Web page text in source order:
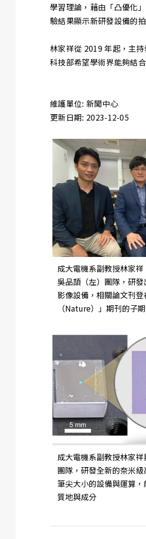
學習理論，藉由「凸優化
驗結果顯示新研發設備的
林家祥從 2019 年起，主
科技部希望學術界能夠結
維護單位: 新聞中心
更新日期: 2023-12-05
成大電機系副教授林家
吳品頡（左）團隊，研
影像設備，相關論文刊
（Nature）」期刊的子
成大電機系副教授林家
團隊，研發全新的奈米
筆尖大小的設備與運算
質地與成分